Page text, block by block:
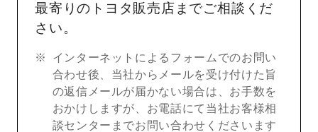
最寄りのトヨタ販売店までご相談くだ
さい。
インターネットによるフォームでのお問い
合わせ後、当社からメールを受け付けた旨
の返信メールが届かない場合は、お手数を
おかけしますが、お電話にて当社お客様相
談センターまでお問い合わせくださいます